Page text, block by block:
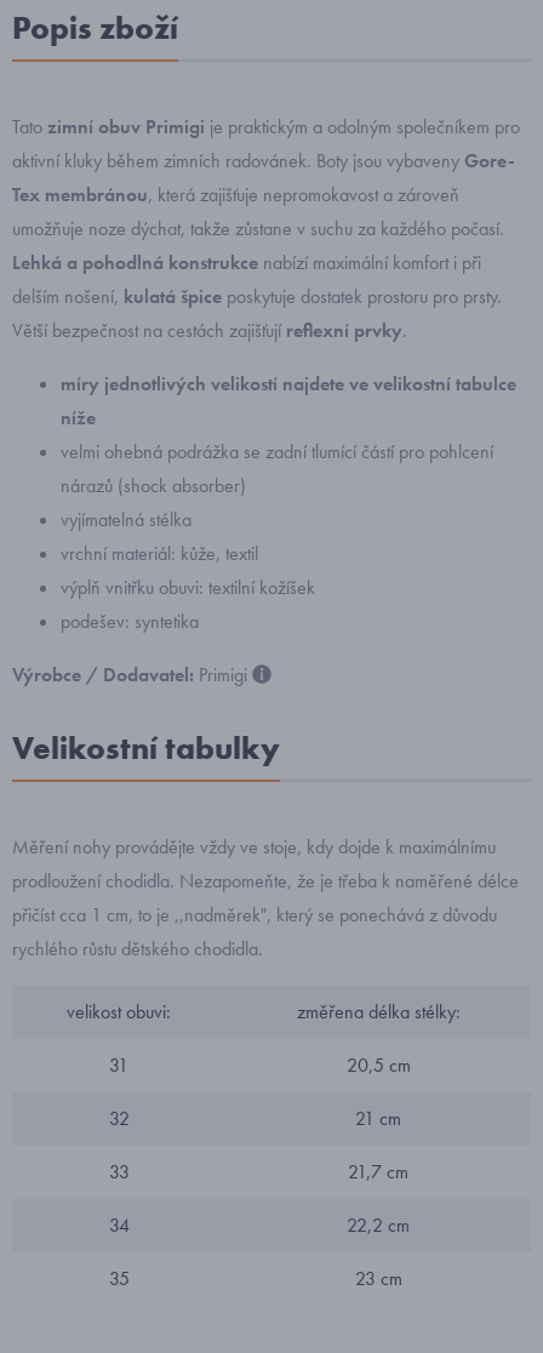
Popis zboží
Tatozimní obuv Primigi je praktickým a odolným společníkem pro
aktivní kluky během zimních radovánek. Boty jsou vybaveny Gore-
Tex membránou, která zajišťuje nepromokavost a zároveň
umožňuje noze dýchat, takže zůstane v suchu za každého počasí.
Lehká a pohodlná konstrukce nabízí maximální komfort i při
delším nošení, kulatá špice poskytuje dostatek prostoru pro prsty.
Větší bezpečnost na cestách zajišťují reflexní prvky.
míry jednotlivých velikostí najdete ve velikostní tabulce
níže
velmi ohebná podrážka se zadní tlumící částí pro pohlcení
nárazů (shock absorber)
vyjímatelná stélka
vrchní materiál: kůže, textil
výplň vnitřku obuvi: textilní kožíšek
podešev: syntetika
Výrobce / Dodavatel: Primigi
Velikostní tabulky
Měření nohy provádějte vždy ve stoje, kdy dojde k maximálnímu
prodloužení chodidla. Nezapomeňte, že je třeba k naměřené délce
přičíst cca 1 cm, to je ,,nadměrek", který se ponechává z důvodu
rychlého růstu dětského chodidla.
velikost obuvi: změřena délka stélky:
31 20,5 cm
32 21 cm
33 21,7 cm
34 22,2 cm
35 23 cm